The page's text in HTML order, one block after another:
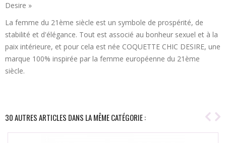
Desire »
La femme du 21ème siècle est un symbole de prospérité, de
stabilité et d'élégance. Tout est associé au bonheur sexuel et à la
paix intérieure, et pour cela est née COQUETTE CHIC DESIRE, une
marque 100% inspirée par la femme européenne du 21ème
siècle.
30 AUTRES ARTICLES DANS LA MÊME CATÉGORIE :